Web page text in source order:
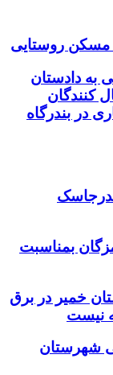
مسکن روستایی
دادستان
کنندگان
در بندرگاه
بمناسبت
خمیر در برق
نیست
شهرستان